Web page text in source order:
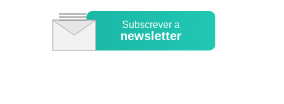
Subscrever a
newsletter